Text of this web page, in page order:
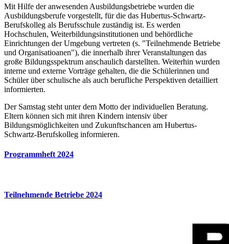
Mit Hilfe der anwesenden Ausbildungsbetriebe wurden die
Ausbildungsberufe vorgestellt, für die das Hubertus-Schwartz-
Berufskolleg als Berufsschule zuständig ist. Es werden
Hochschulen, Weiterbildungsinstitutionen und behördliche
Einrichtungen der Umgebung vertreten (s. "Teilnehmende Betriebe
und Organisatioanen"), die innerhalb ihrer Veranstaltungen das
große Bildungsspektrum anschaulich darstellten. Weiterhin wurden
interne und externe Vorträge gehalten, die die Schülerinnen und
Schüler über schulische als auch berufliche Perspektiven detailliert
informierten.
Der Samstag steht unter dem Motto der individuellen Beratung.
Eltern können sich mit ihren Kindern intensiv über
Bildungsmöglichkeiten und Zukunftschancen am Hubertus-
Schwartz-Berufskolleg informieren.
Programmheft 2024
Teilnehmende Betriebe 2024